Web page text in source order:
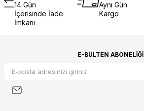
14 Gün
İçerisinde İade
İmkanı
Aynı Gün
Kargo
E-BÜLTEN ABONELIĞI